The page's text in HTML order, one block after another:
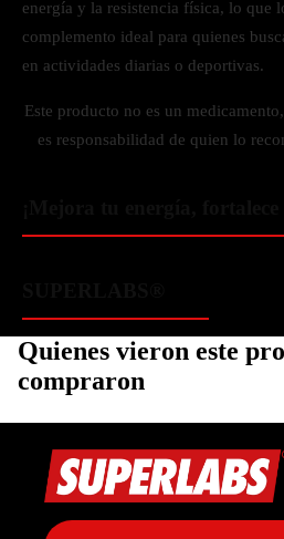
energía y la resistencia física, lo que
complemento ideal para quienes
en actividades diarias o deportivas.
Este producto no es un
es responsabilidad de quien lo
Quienes vieron este
compraron